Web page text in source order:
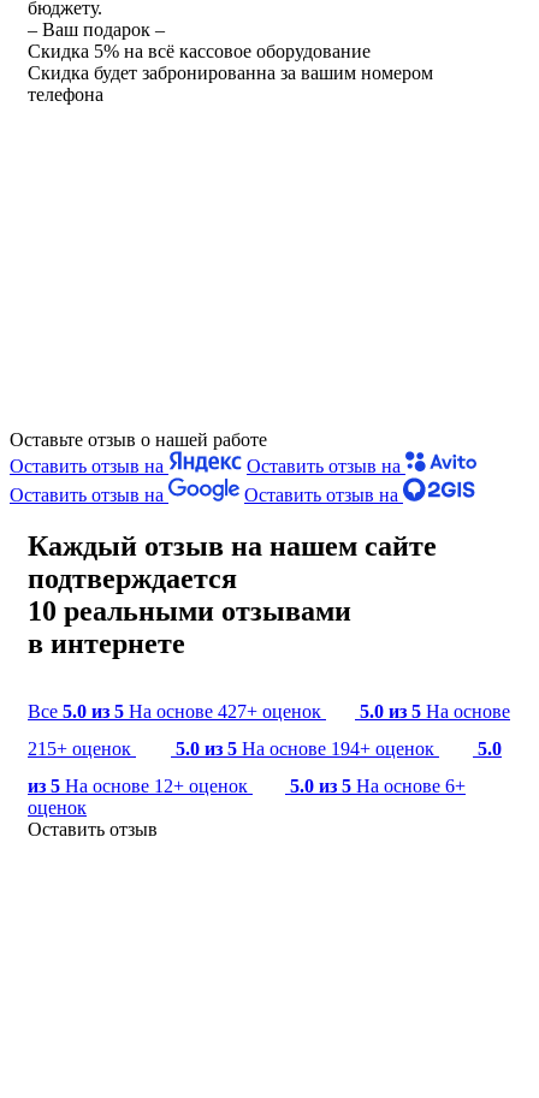
бюджету.
– Ваш подарок –
Скидка 5% на всё кассовое оборудование
Скидка будет забронированна за вашим номером
телефона
Оставьте отзыв о нашей работе
Оставить отзыв на
Оставить отзыв на
Оставить отзыв на
Оставить отзыв на
Каждый отзыв на нашем сайте
подтверждается
10 реальными отзывами
в интернете
Все 5.0 из 5 На основе 427+ оценок 5.0 из 5 На основе
215+ оценок
5.0 из 5 На основе 194+ оценок
5.0
из 5 На основе 12+ оценок 5.0 из 5 На основе 6+
оценок
Оставить отзыв